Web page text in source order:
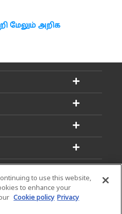
மேலும் அறிக
to use this website,
to enhance your
Cookie policy Privacy